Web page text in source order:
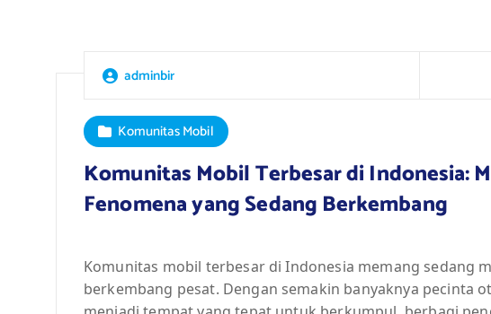
adminbir
Komunitas Mobil
Komunitas Mobil Terbesar di Indonesia:
Fenomena yang Sedang Berkembang
Komunitas mobil terbesar di Indonesia memang sedang
berkembang pesat. Dengan semakin banyaknya pecinta